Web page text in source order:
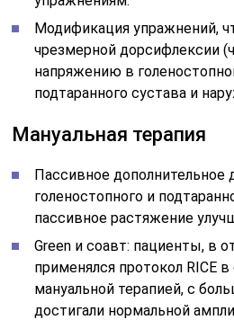
Модификация упражнений,
чрезмерной дорсифлексии
напряжению в
подтаранного сустава и
Мануальная терапия
Пассивное дополнительное
голеностопного и
пассивное растяжение
Green и соавт: пациенты, в
применялся протокол RICE в
мануальной терапией, с
достигали нормальной